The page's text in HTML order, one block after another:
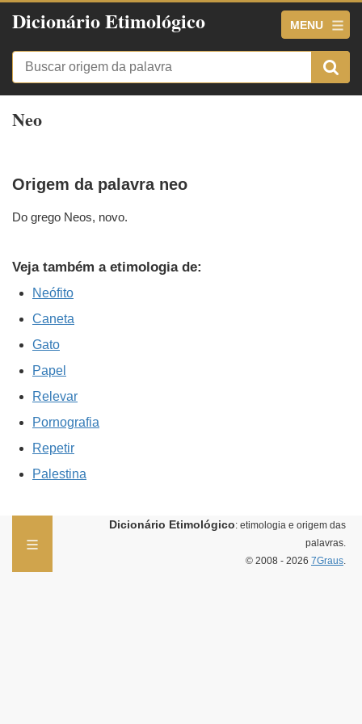
Dicionário Etimológico MENU
Neo
Origem da palavra neo
Do grego Neos, novo.
Veja também a etimologia de:
Neófito
Caneta
Gato
Papel
Relevar
Pornografia
Repetir
Palestina
Dicionário Etimológico: etimologia e origem das
palavras.
© 2008 - 2026 7Graus.